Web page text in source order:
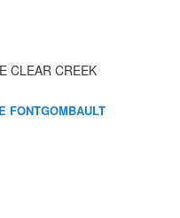
CLEAR CREEK
FONTGOMBAULT